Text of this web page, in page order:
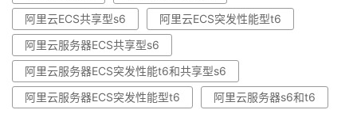
阿里云ECS共享型s6
阿里云ECS突发性能型t6
阿里云服务器ECS共享型s6
阿里云服务器ECS突发性能t6和共享型s6
阿里云服务器ECS突发性能型t6
阿里云服务器s6和t6